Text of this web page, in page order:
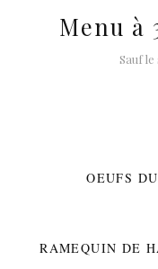
Menu à
Sauf
OEUFS
RAMEQUIN DE